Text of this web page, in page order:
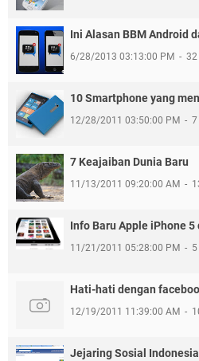
Ini Alasan BBM Android
6/28/2013 03:13:00 PM
10 Smartphone yang
12/28/2011 03:50:00 PM 7
7 Keajaiban Dunia Baru
11/13/2011 09:20:00 AM
Info Baru Apple iPhone 5
11/21/2011 05:28:00 PM
Hati-hati dengan
12/19/2011 11:39:00 AM
Jejaring Sosial Indonesia